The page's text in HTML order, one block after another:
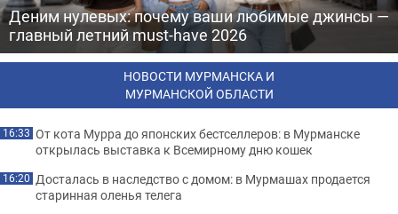
Деним нулевых: почему ваши любимые джинсы —
главный летний must-have 2026
НОВОСТИ МУРМАНСКА И
МУРМАНСКОЙ ОБЛАСТИ
16:33 От кота Мурра до японских бестселлеров: в Мурманске
открылась выставка к Всемирному дню кошек
16:20 Досталась в наследство с домом: в Мурмашах продается
старинная оленья телега